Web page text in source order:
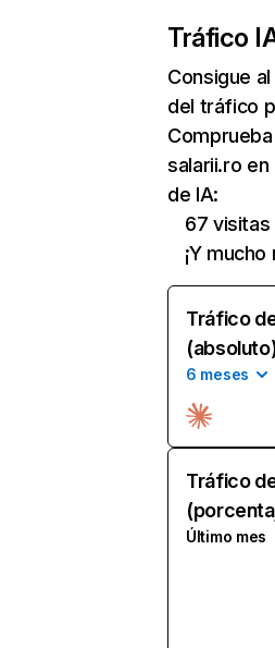
Tráfico
Consigue
del tráfico
salarii.ro
de IA:
67 visitas
¡Y mucho
Tráfico
6 meses
Tráfico
Último mes